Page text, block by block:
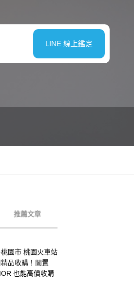
LINE 線上鑑定
推薦文章
園市 桃園火車站
品收購！閒置
也能高價收購
北市中山區 捷運
山國中站◀全金滿
星港勞